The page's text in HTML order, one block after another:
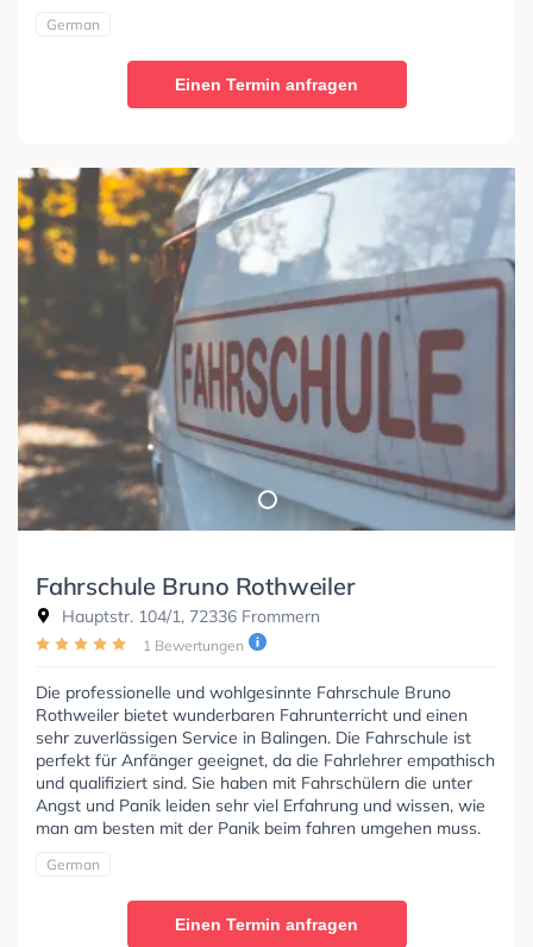
German
Einen Termin anfragen
Fahrschule Bruno Rothweiler
Hauptstr. 104/1, 72336 Frommern
1 Bewertungen
Die professionelle und wohlgesinnte Fahrschule Bruno
Rothweiler bietet wunderbaren Fahrunterricht und einen
sehr zuverlässigen Service in Balingen. Die Fahrschule ist
perfekt für Anfänger geeignet, da die Fahrlehrer empathisch
und qualifiziert sind. Sie haben mit Fahrschülern die unter
Angst und Panik leiden sehr viel Erfahrung und wissen, wie
man am besten mit der Panik beim fahren umgehen muss.
German
Einen Termin anfragen